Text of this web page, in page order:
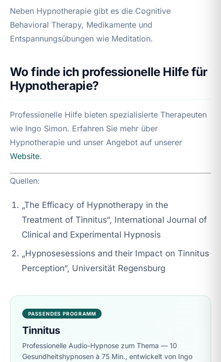
Neben Hypnotherapie gibt es die Cognitive
Behavioral Therapy, Medikamente und
Entspannungsübungen wie Meditation.
Wo finde ich professionelle Hilfe für
Hypnotherapie?
Professionelle Hilfe bieten spezialisierte Therapeuten
wie Ingo Simon. Erfahren Sie mehr über
Hypnotherapie und unser Angebot auf unserer
Website.
Quellen:
„The Efficacy of Hypnotherapy in the
Treatment of Tinnitus“, International Journal of
Clinical and Experimental Hypnosis
„Hypnosesessions and their Impact on Tinnitus
Perception“, Universität Regensburg
PASSENDES PROGRAMM
Tinnitus
Professionelle Audio-Hypnose zum Thema — 10
Gesundheitshypnosen à 75 Min., entwickelt von Ingo